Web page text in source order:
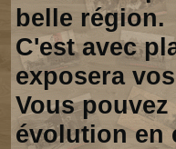
belle région.
C'est avec
exposera
Vous
évolution en